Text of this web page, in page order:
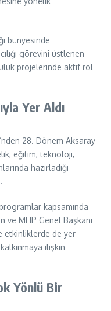
bünyesinde
görevini üstlenen
projelerinde aktif rol
Yer Aldı
28. Dönem Aksaray
eğitim, teknoloji,
hazırladığı
kapsamında
ve MHP Genel Başkanı
etkinliklerde de yer
ilişkin
Yönlü Bir